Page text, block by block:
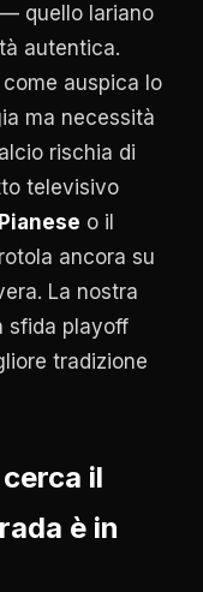
quello lariano
autentica.
auspica lo
ma necessità
rischia di
televisivo
Pianese o il
ancora su
La nostra
sfida playoff
tradizione
il
è in